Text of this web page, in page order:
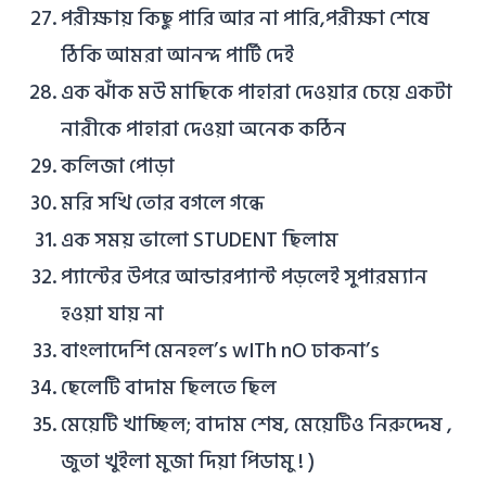
পরীক্ষায় কিছু পারি আর না পারি,পরীক্ষা শেষে
ঠিকি আমরা আনন্দ পার্টি দেই
এক ঝাঁক মউ মাছিকে পাহারা দেওয়ার চেয়ে একটা
নারীকে পাহারা দেওয়া অনেক কঠিন
কলিজা পোড়া
মরি সখি তোর বগলে গন্ধে
এক সময় ভালো STUDENT ছিলাম
প্যান্টের উপরে আন্ডারপ্যান্ট পড়লেই সুপারম্যান
হওয়া যায় না
বাংলাদেশি মেনহল’s wITh nO ঢাকনা’s
ছেলেটি বাদাম ছিলতে ছিল
মেয়েটি খাচ্ছিল; বাদাম শেষ, মেয়েটিও নিরুদ্দেষ ,
জুতা খুইলা মুজা দিয়া পিডামু ! )